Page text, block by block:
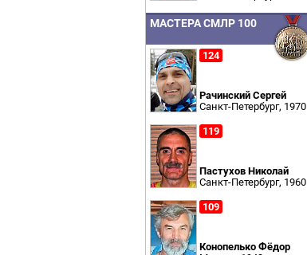
МАСТЕРА СМЛР 100
124
Рачинский Сергей
Санкт-Петербург, 1970
119
Пастухов Николай
Санкт-Петербург, 1960
109
Конопелько Фёдор